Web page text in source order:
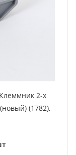
2-х
(1782),